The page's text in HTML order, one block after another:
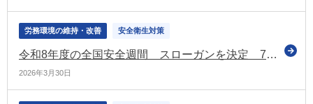
労務環境の維持・改善 安全衛生対策
令和8年度の全国安全週間 スローガンを決定 7月に実施
2026年3月30日